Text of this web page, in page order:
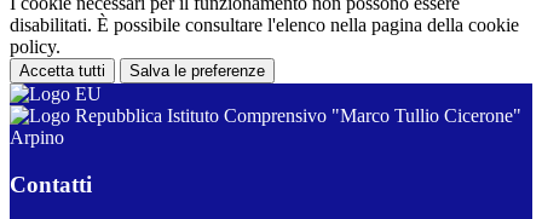
disabilitati. È possibile consultare l'elenco nella pagina della cookie
policy.
Accetta tutti Salva le preferenze
Istituto Comprensivo "Marco Tullio Cicerone"
Arpino
Contatti